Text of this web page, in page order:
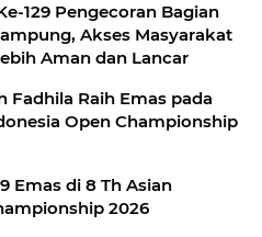
129 Pengecoran Bagian
Akses Masyarakat
Aman dan Lancar
Fadhila Raih Emas pada
Open Championship
Emas di 8 Th Asian
2026